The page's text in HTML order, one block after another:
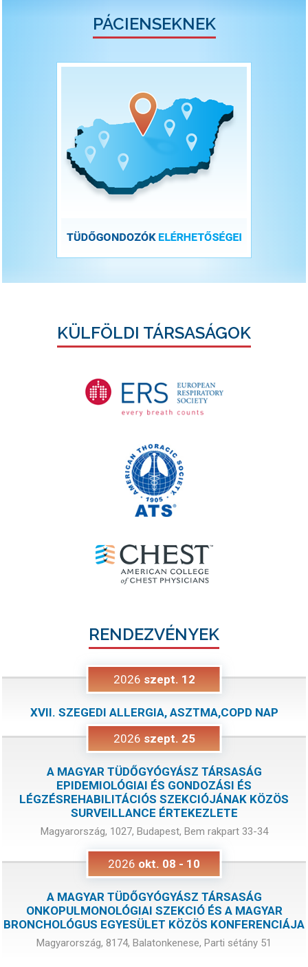
PÁCIENSEKNEK
KÜLFÖLDI TÁRSASÁGOK
RENDEZVÉNYEK
2026 szept. 12
XVII. SZEGEDI ALLERGIA, ASZTMA,COPD NAP
2026 szept. 25
A MAGYAR TÜDŐGYÓGYÁSZ TÁRSASÁG
EPIDEMIOLÓGIAI ÉS GONDOZÁSI ÉS
LÉGZÉSREHABILITÁCIÓS SZEKCIÓJÁNAK KÖZÖS
SURVEILLANCE ÉRTEKEZLETE
Magyarország, 1027, Budapest, Bem rakpart 33-34
2026 okt. 08 - 10
A MAGYAR TÜDŐGYÓGYÁSZ TÁRSASÁG
ONKOPULMONOLÓGIAI SZEKCIÓ ÉS A MAGYAR
BRONCHOLÓGUS EGYESÜLET KÖZÖS KONFERENCIÁJA
Magyarország, 8174, Balatonkenese, Parti sétány 51